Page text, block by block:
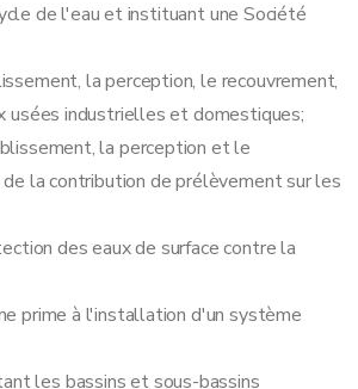
de l'eau et instituant une Société
la perception, le recouvrement,
industrielles et domestiques;
la perception et le
la contribution de prélèvement sur les
des eaux de surface contre la
prime à l'installation d'un système
les bassins et sous-bassins